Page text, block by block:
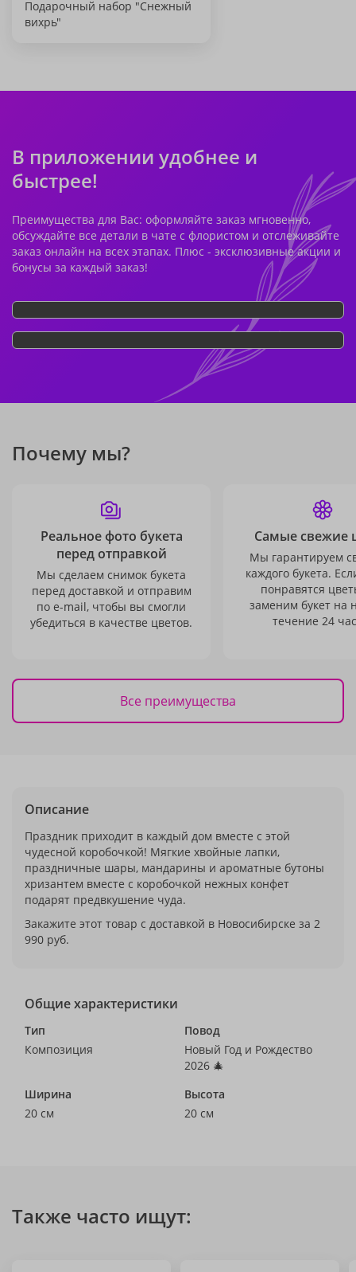
Подарочный набор "Снежный
вихрь"
В приложении удобнее и
быстрее!
Преимущества для Вас: оформляйте заказ мгновенно,
обсуждайте все детали в чате с флористом и отслеживайте
заказ онлайн на всех этапах. Плюс - эксклюзивные акции и
бонусы за каждый заказ!
Почему мы?
Реальное фото букета
перед отправкой
Мы сделаем снимок букета
перед доставкой и отправим
по e-mail, чтобы вы смогли
убедиться в качестве цветов.
Самые свежие
Мы гарантируем
каждого букета.
понравятся
заменим букет на
течение 24
Все преимущества
Описание
Праздник приходит в каждый дом вместе с этой
чудесной коробочкой! Мягкие хвойные лапки,
праздничные шары, мандарины и ароматные бутоны
хризантем вместе с коробочкой нежных конфет
подарят предвкушение чуда.
Закажите этот товар с доставкой в Новосибирске за 2
990 руб.
Общие характеристики
Тип
Композиция
Повод
Новый Год и Рождество
2026 🎄
Ширина
20 см
Высота
20 см
Также часто ищут: